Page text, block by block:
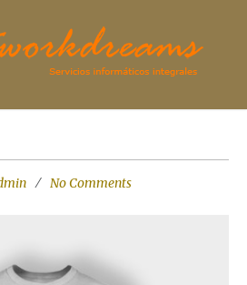
No Comments